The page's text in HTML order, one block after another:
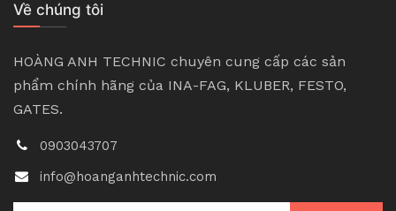
Về chúng tôi
HOÀNG ANH TECHNIC chuyên cung cấp các sản
phẩm chính hãng của INA-FAG, KLUBER, FESTO,
GATES.
0903043707
info@hoanganhtechnic.com